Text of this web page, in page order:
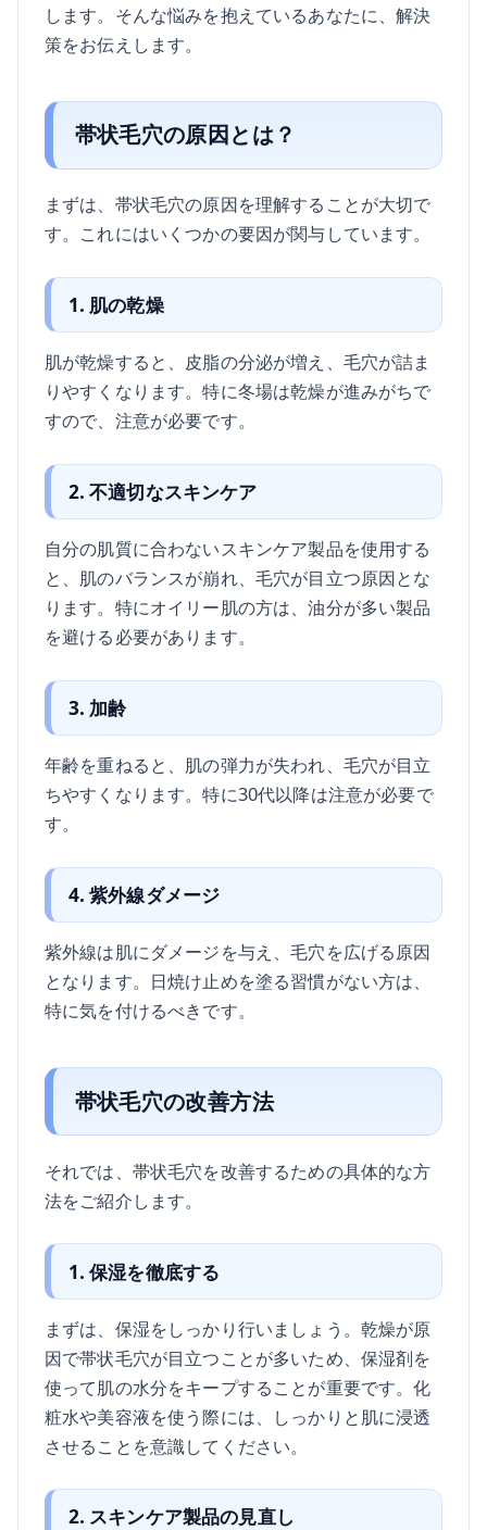
します。そんな悩みを抱えているあなたに、解決
策をお伝えします。
帯状毛穴の原因とは？
まずは、帯状毛穴の原因を理解することが大切で
す。これにはいくつかの要因が関与しています。
1. 肌の乾燥
肌が乾燥すると、皮脂の分泌が増え、毛穴が詰ま
りやすくなります。特に冬場は乾燥が進みがちで
すので、注意が必要です。
2. 不適切なスキンケア
自分の肌質に合わないスキンケア製品を使用する
と、肌のバランスが崩れ、毛穴が目立つ原因とな
ります。特にオイリー肌の方は、油分が多い製品
を避ける必要があります。
3. 加齢
年齢を重ねると、肌の弾力が失われ、毛穴が目立
ちやすくなります。特に30代以降は注意が必要で
す。
4. 紫外線ダメージ
紫外線は肌にダメージを与え、毛穴を広げる原因
となります。日焼け止めを塗る習慣がない方は、
特に気を付けるべきです。
帯状毛穴の改善方法
それでは、帯状毛穴を改善するための具体的な方
法をご紹介します。
1. 保湿を徹底する
まずは、保湿をしっかり行いましょう。乾燥が原
因で帯状毛穴が目立つことが多いため、保湿剤を
使って肌の水分をキープすることが重要です。化
粧水や美容液を使う際には、しっかりと肌に浸透
させることを意識してください。
2. スキンケア製品の見直し